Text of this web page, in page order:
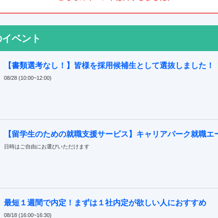
ベント
【書類選考なし！】皆様を採用候補生として選抜しました！
08/28 (10:00~12:00)
【留学生のための就職支援サービス】キャリアパーク就職エ
日時はご自由にお選びいただけます
最短１週間で内定！まずは１社内定が欲しい人におすすめ
08/18 (16:00~16:30)